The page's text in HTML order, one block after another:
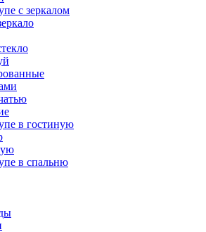
с зеркалом
в гостиную
в спальню